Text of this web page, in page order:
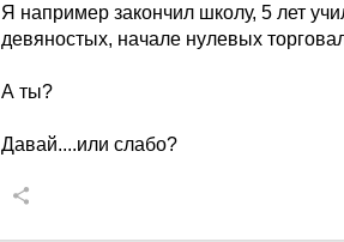
Я например закончил школу, 5 лет
девяностых, начале нулевых
А ты?
Давай....или слабо?